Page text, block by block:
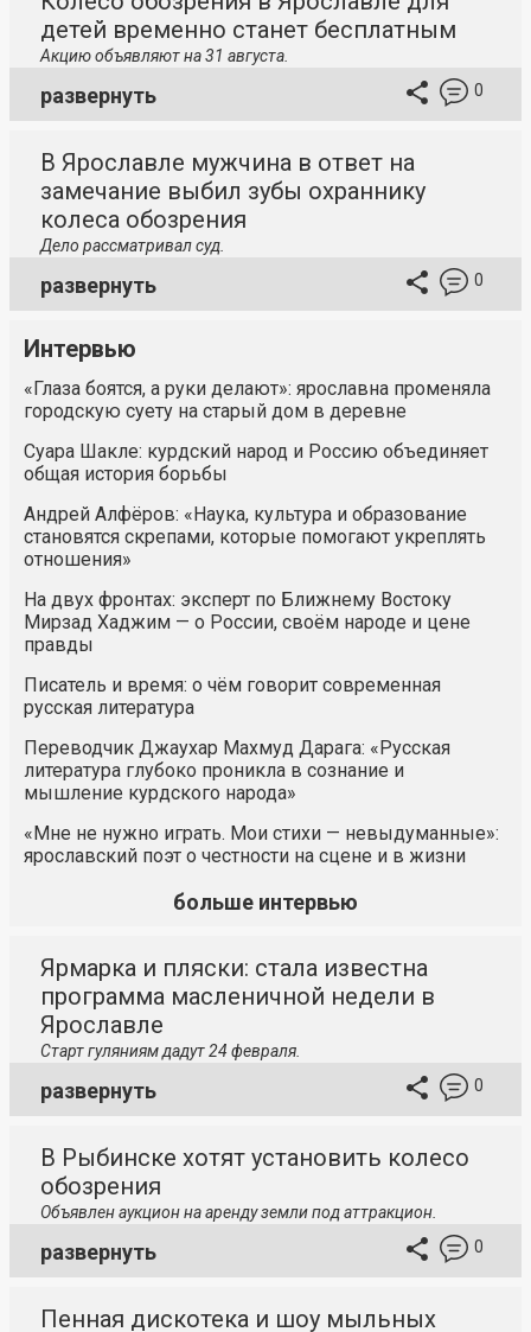
детей временно станет бесплатным
Акцию объявляют на 31 августа.
развернуть 0
В Ярославле мужчина в ответ на
замечание выбил зубы охраннику
колеса обозрения
Дело рассматривал суд.
развернуть 0
Интервью
«Глаза боятся, а руки делают»: ярославна променяла
городскую суету на старый дом в деревне
Суара Шакле: курдский народ и Россию объединяет
общая история борьбы
Андрей Алфёров: «Наука, культура и образование
становятся скрепами, которые помогают укреплять
отношения»
На двух фронтах: эксперт по Ближнему Востоку
Мирзад Хаджим — о России, своём народе и цене
правды
Писатель и время: о чём говорит современная
русская литература
Переводчик Джаухар Махмуд Дарага: «Русская
литература глубоко проникла в сознание и
мышление курдского народа»
«Мне не нужно играть. Мои стихи — невыдуманные»:
ярославский поэт о честности на сцене и в жизни
больше интервью
Ярмарка и пляски: стала известна
программа масленичной недели в
Ярославле
Старт гуляниям дадут 24 февраля.
развернуть 0
В Рыбинске хотят установить колесо
обозрения
Объявлен аукцион на аренду земли под аттракцион.
развернуть 0
Пенная дискотека и шоу мыльных